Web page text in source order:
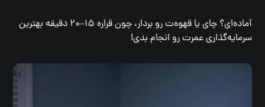
آماده‌ای؟ چای یا قهوه‌ت رو بردار، چون قراره ۱۵–۲۰ دقیقه بهترین
سرمایه‌گذاری عمرت رو انجام بدی!